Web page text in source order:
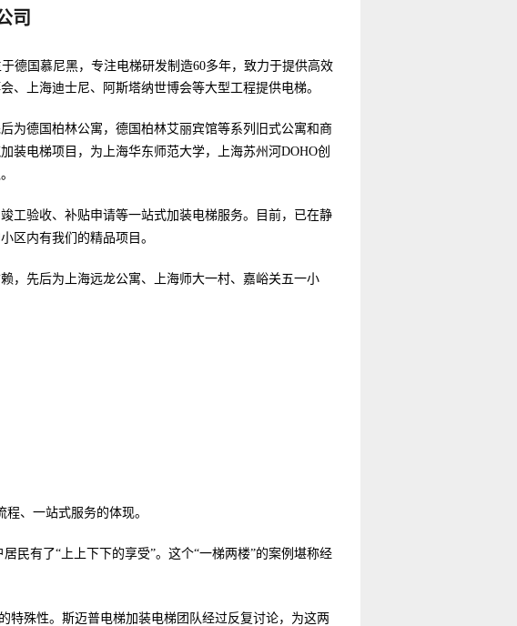
司
德国慕尼黑，专注电梯研发制造60多年，致力于提供高效
、上海迪士尼、阿斯塔纳世博会等大型工程提供电梯。
为德国柏林公寓，德国柏林艾丽宾馆等系列旧式公寓和商
装电梯项目，为上海华东师范大学，上海苏州河DOHO创
工验收、补贴申请等一站式加装电梯服务。目前，已在静
区内有我们的精品项目。
，先后为上海远龙公寓、上海师大一村、嘉峪关五一小
、一站式服务的体现。
民有了“上上下下的享受”。这个“一梯两楼”的案例堪称经
特殊性。斯迈普电梯加装电梯团队经过反复讨论，为这两